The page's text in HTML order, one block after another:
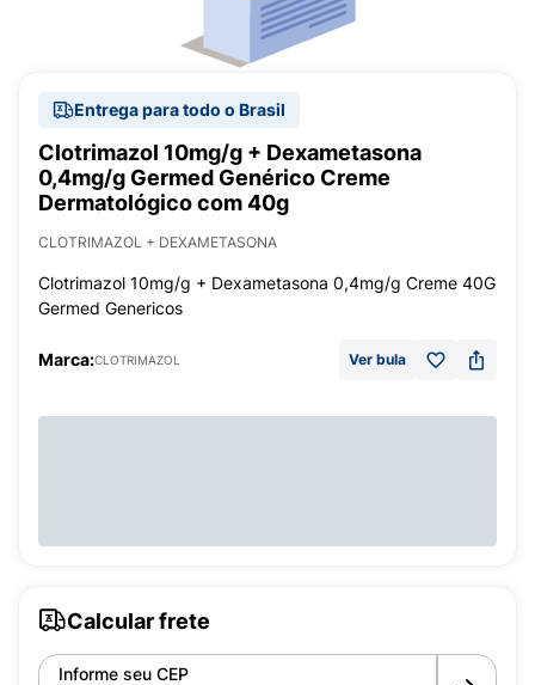
Entrega para todo o Brasil
Clotrimazol 10mg/g + Dexametasona
0,4mg/g Germed Genérico Creme
Dermatológico com 40g
CLOTRIMAZOL + DEXAMETASONA
Clotrimazol 10mg/g + Dexametasona 0,4mg/g Creme 40G
Germed Genericos
Marca:CLOTRIMAZOL Ver bula
Calcular frete
Informe seu CEP